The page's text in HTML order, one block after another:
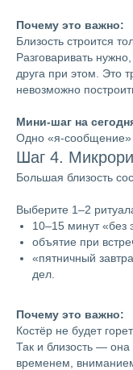
Почему это важно:
Близость строится
Разговаривать
друга при этом. Это
невозможно
Мини-шаг на
Одно «я-сообщение»
Шаг 4.
Большая близость
Выберите 1–2
10–15 минут «без
объятие при
«пятничный
дел.
Почему это важно:
Костёр не будет
Так и близость — она
временем,